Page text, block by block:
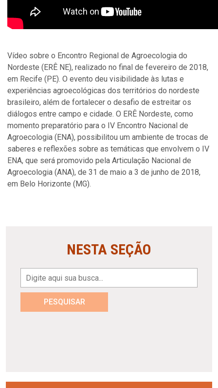
Vídeo sobre o Encontro Regional de Agroecologia do
Nordeste (ERÊ NE), realizado no final de fevereiro de 2018,
em Recife (PE). O evento deu visibilidade às lutas e
experiências agroecológicas dos territórios do nordeste
brasileiro, além de fortalecer o desafio de estreitar os
diálogos entre campo e cidade. O ERÊ Nordeste, como
momento preparatório para o IV Encontro Nacional de
Agroecologia (ENA), possibilitou um ambiente de trocas de
saberes e reflexões sobre as temáticas que envolvem o IV
ENA, que será promovido pela Articulação Nacional de
Agroecologia (ANA), de 31 de maio a 3 de junho de 2018,
em Belo Horizonte (MG).
NESTA SEÇÃO
PESQUISAR